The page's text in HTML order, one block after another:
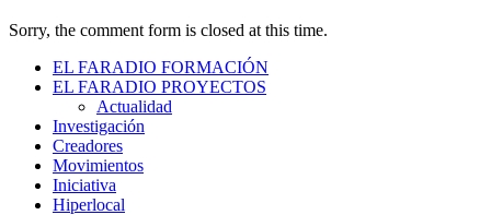
Sorry, the comment form is closed at this time.
EL FARADIO FORMACIÓN
EL FARADIO PROYECTOS
Actualidad
Investigación
Creadores
Movimientos
Iniciativa
Hiperlocal